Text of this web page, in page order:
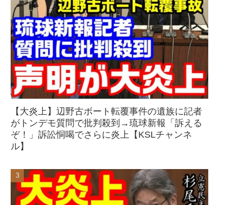
【大炎上】辺野古ボート転覆事件の遺族に記者
がトンデモ質問で批判殺到→琉球新報「訴える
ぞ！」訴訟恫喝でさらに炎上【KSLチャンネ
ル】